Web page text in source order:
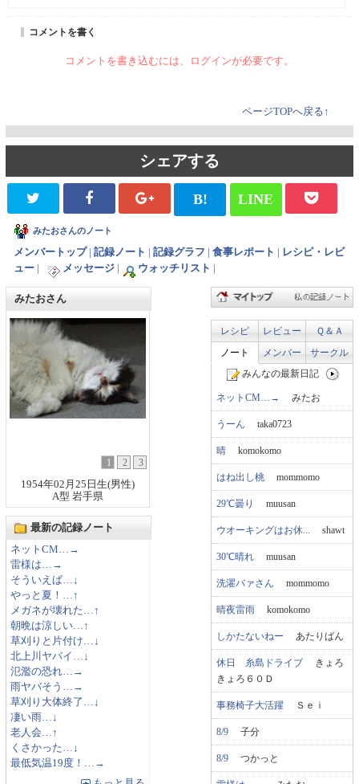
コメントを書く
コメントを書き込むには、ログインが必要です。
ページTOPへ戻る↑
シェアする
B! LINE
みたおさんのノート
メンバートップ| 記録ノート 記録グラフ 食事レポート
レシピ・レビ
ュー
メッセージ ウォッチリスト
みたおさん
1 2
3
1954年02月25日生(男性)
A型 岩手県
最新の記録ノート
ネットCM…→
雷様は…→
そういえば…↓
やっと夏！…↑
メガネが壊れた…↑
朝晩は涼しい…↑
草刈りと片付け…↓
北上川ヤバイ…↓
氾濫の恐れ…→
雨ヤバそう…→
草刈り大体終了…↓
凄い雨…↓
老人会…↑
くさかった…↓
最低気温19度！…→
レシピ レビュー
Ｑ＆Ａ
ノート
メンバー
サークル
みんなの最新日記
ネットCM…→ みたお
うーん taka0723
晴 komokomo
はね出し桃 mommomo
29℃曇り muusan
ウオーキングはお休... shawt
30℃晴れ muusan
洗濯バァさん mommomo
晴夜雷雨 komokomo
しかたないねー あたりばん
休日 糸島ドライブ きょろ
きょろ６０Ｄ
事務椅子大活躍 Ｓｅｉ
8/9 子分
8/9 つかっと